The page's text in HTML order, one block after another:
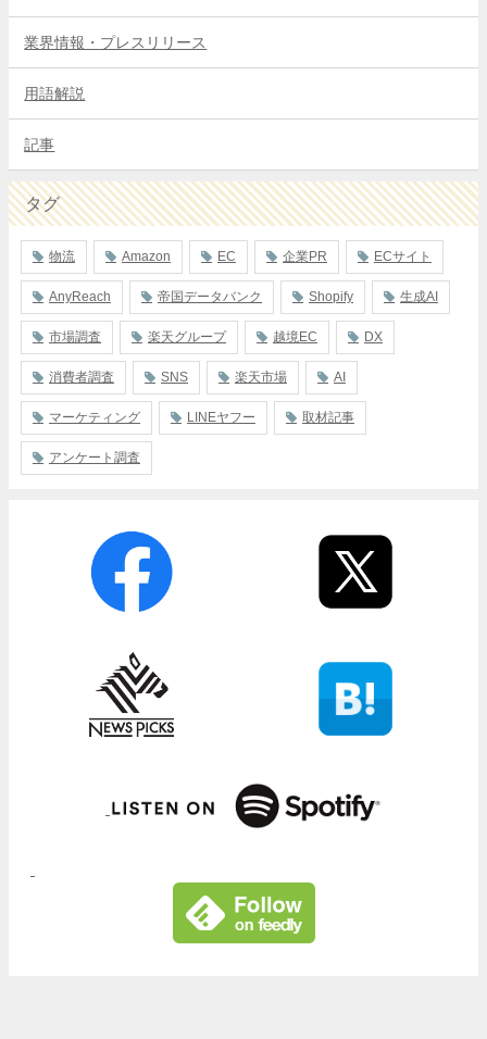
業界情報・プレスリリース
用語解説
記事
タグ
物流 Amazon EC 企業PR ECサイト
AnyReach 帝国データバンク Shopify 生成AI
市場調査 楽天グループ 越境EC DX
消費者調査 SNS 楽天市場 AI
マーケティング LINEヤフー 取材記事
アンケート調査